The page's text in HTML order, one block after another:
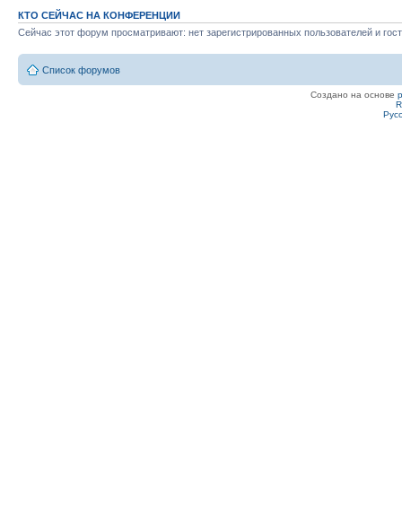
КТО СЕЙЧАС НА КОНФЕРЕНЦИИ
Сейчас этот форум просматривают: нет зарегистрированных пользователей и
Список форумов
Создано на основе